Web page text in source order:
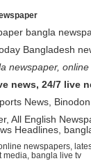
bangla
Bangladesh
newspaper,
news, 24/7 live
News, Binodon
All English
Headlines,
newspapers,
media, bangla live tv